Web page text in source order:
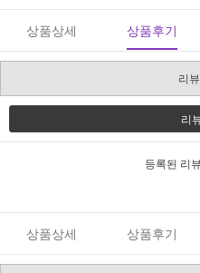
상품상세 상품후기
리
리
등록된 리
상품상세 상품후기